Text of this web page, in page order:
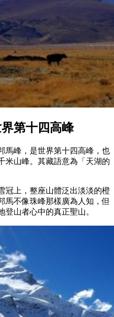
第十四高峰
馬峰，是世界第十四高峰，也
米山峰。其藏語意為「天湖的
冠上，整座山體泛出淡淡的橙
馬不像珠峰那樣廣為人知，但
山者心中的真正聖山。